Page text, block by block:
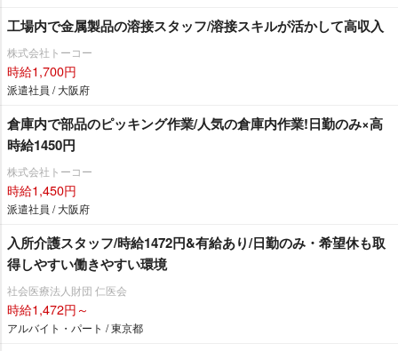
工場内で金属製品の溶接スタッフ/溶接スキルが活かして高収入
株式会社トーコー
時給1,700円
派遣社員 / 大阪府
倉庫内で部品のピッキング作業/人気の倉庫内作業!日勤のみ×高
時給1450円
株式会社トーコー
時給1,450円
派遣社員 / 大阪府
入所介護スタッフ/時給1472円&有給あり/日勤のみ・希望休も取
得しやすい働きやすい環境
社会医療法人財団 仁医会
時給1,472円～
アルバイト・パート / 東京都